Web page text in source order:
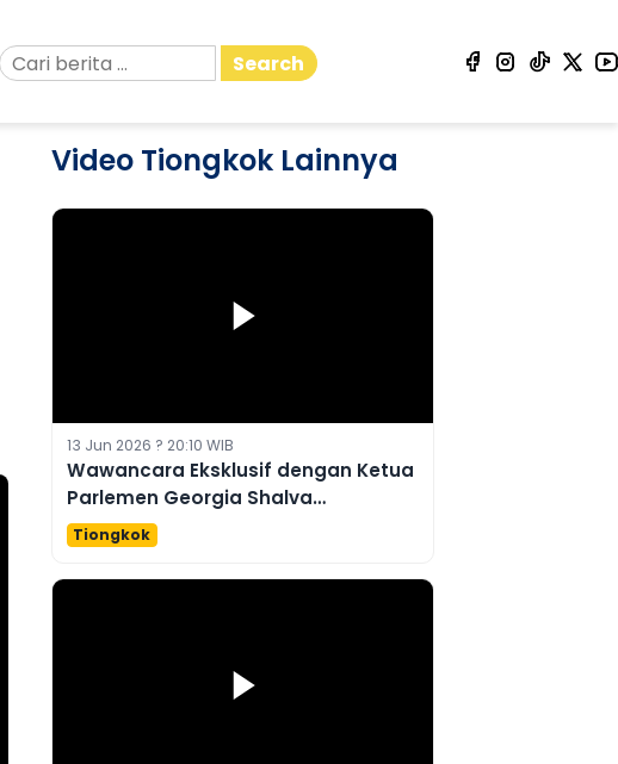
Search
Video Tiongkok Lainnya
13 Jun 2026 ? 20:10 WIB
Wawancara Eksklusif dengan Ketua
Parlemen Georgia Shalva
Papuashvili
Tiongkok